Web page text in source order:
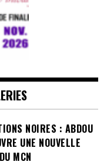
NOIRES : ABDOU
UNE NOUVELLE
MCN